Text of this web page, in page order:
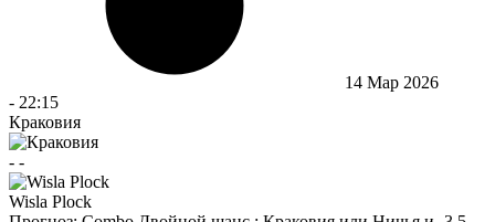
14 Мар 2026
- 22:15
Краковия
- -
Wisla Plock